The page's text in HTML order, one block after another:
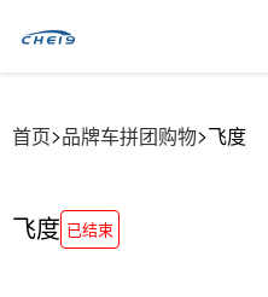
首页>品牌车拼团购物>飞度
飞度 已结束